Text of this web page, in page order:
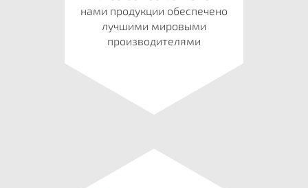
нами продукции обеспечено
лучшими мировыми
производителями